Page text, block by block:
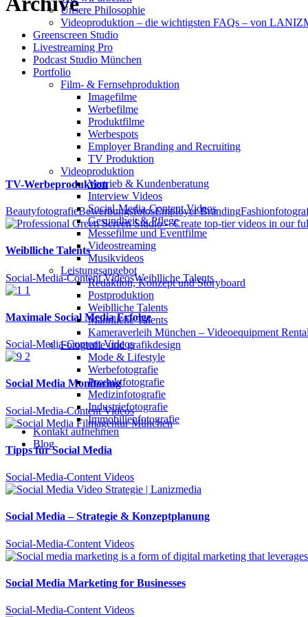
Unsere Philosophie
Videoproduktion – die wichtigsten FAQs – von
Greenscreen Studio
Livestreaming Pro
Podcast Studio München
Portfolio
Film- & Fernsehproduktion
Imagefilme
Werbefilme
Produktfilme
Werbespots
Employer Branding and Recruiting
TV Produktion
Videoproduktion
Vertrieb & Kundenberatung
Interview Videos
Social-Media-Content Videos
Gesundheit & Pflege
Mes­se­filme und Eventfilme
Video­strea­ming
Musikvideos
Leis­tungs­an­ge­bot
Redak­ti­on, Kon­zept und Storyboard
Post­pro­duk­ti­on
Weiblliche Talents
Männliche Talents
Kameraverleih München – Videoequipment
Fotografie und grafikdesign
Mode & Lifestyle
Werbefotografie
Produktfotografie
Medizinfotografie
Industriefotografie
Immobilienfotografie
Kontakt aufnehmen
Blog
TV-Werbeproduktion
BeautyfotografieBewerbungsfotosEmployer Branding
Weiblliche Talents
Social-Media-Content VideosWeiblliche Talents
Maximale Social Media Erfolge
Social-Media-Content Videos
Social Media Monitoring
Social-Media-Content Videos
Tipps für Social Media
Social-Media-Content Videos
Social Media – Strategie & Konzeptplanung
Social-Media-Content Videos
Social Media Marketing for Businesses
Social-Media-Content Videos